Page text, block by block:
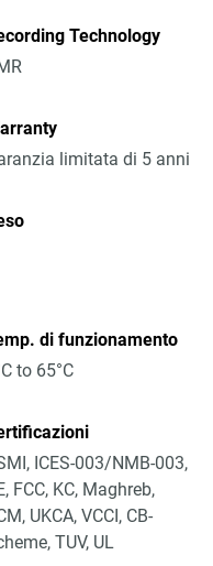
Technology
limitata di 5 anni
di funzionamento
to 65°C
ICES-003/NMB-003,
FCC, KC, Maghreb,
UKCA, VCCI, CB-
TUV, UL